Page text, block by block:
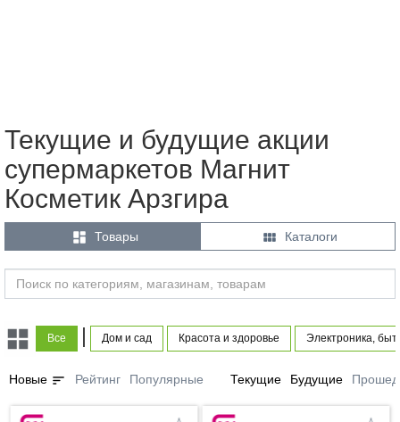
Текущие и будущие акции
супермаркетов Магнит
Косметик Арзгира
 Товары  Каталоги
Все | Дом и сад Красота и здоровье Электроника,
Новые sort Рейтинг Популярные Текущие Будущие